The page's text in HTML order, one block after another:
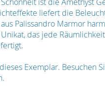
liefert die
Palissandro Marmor
das jede
Exemplar. Besuchen